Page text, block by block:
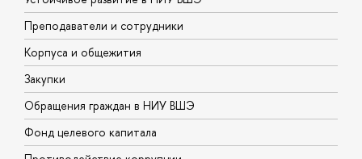
Преподаватели и сотрудники
Корпуса и общежития
Закупки
Обращения граждан в НИУ ВШЭ
Фонд целевого капитала